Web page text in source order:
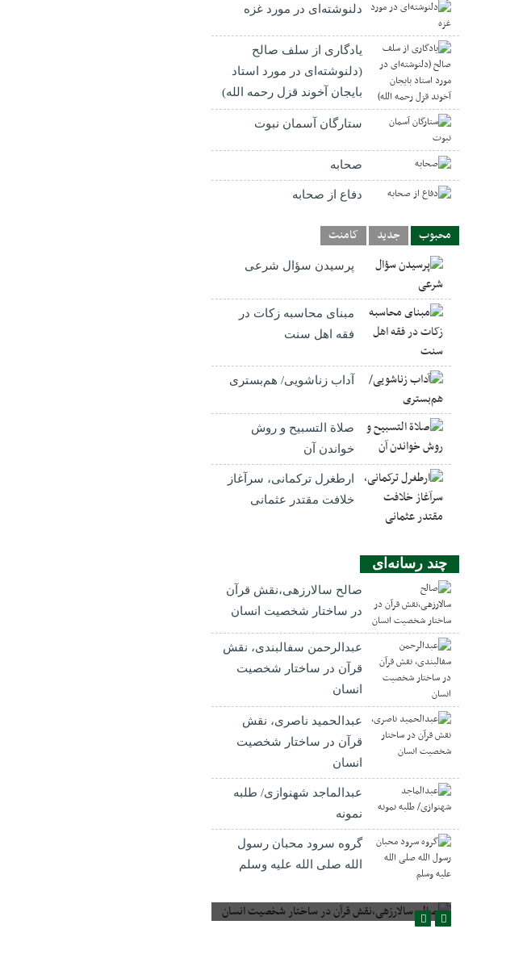
دلنوشته‌ای در مورد غزه
یادگاری از سلف صالح
(دلنوشته‌ای در مورد استاد
بایجان آخوند قزل رحمه الله)
ستارگان آسمان نبوت
صحابه
دفاع از صحابه
محبوب جدید کامنت
پرسیدن سؤال شرعی
مبنای محاسبه زکات در
فقه اهل سنت
آداب زناشویی/ هم‌بستری
صلاة التسبيح و روش
خواندن آن
ارطغرل ترکمانی، سرآغاز
خلافت مقتدر عثمانی
چند رسانه‌ای
صالح سالارزهی،‌نقش قرآن
در ساختار شخصیت انسان
عبدالرحمن سفالبندی، نقش
قرآن در ساختار شخصیت
انسان
عبدالحمید ناصری، نقش
قرآن در ساختار شخصیت
انسان
عبدالماجد شهنوازی/ طلبه
نمونه
گروه سرود محبان رسول
الله صلی الله علیه وسلم
صالح سالارزهی،‌نقش قرآن در ساختار شخصیت انسان